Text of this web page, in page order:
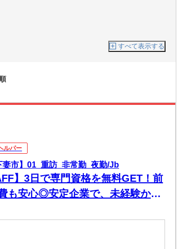
すべて表示する
ルパー
市】01_重訪_非常勤_夜勤/Jb
】3日で専門資格を無料GET！前
も安心◎安定企業で、未経験から